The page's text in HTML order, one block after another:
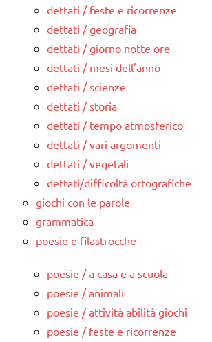
dettati / feste e ricorrenze
dettati / geografia
dettati / giorno notte ore
dettati / mesi dell'anno
dettati / scienze
dettati / storia
dettati / tempo atmosferico
dettati / vari argomenti
dettati / vegetali
dettati/difficoltà ortografiche
giochi con le parole
grammatica
poesie e filastrocche
poesie / a casa e a scuola
poesie / animali
poesie / attività abilità giochi
poesie / feste e ricorrenze